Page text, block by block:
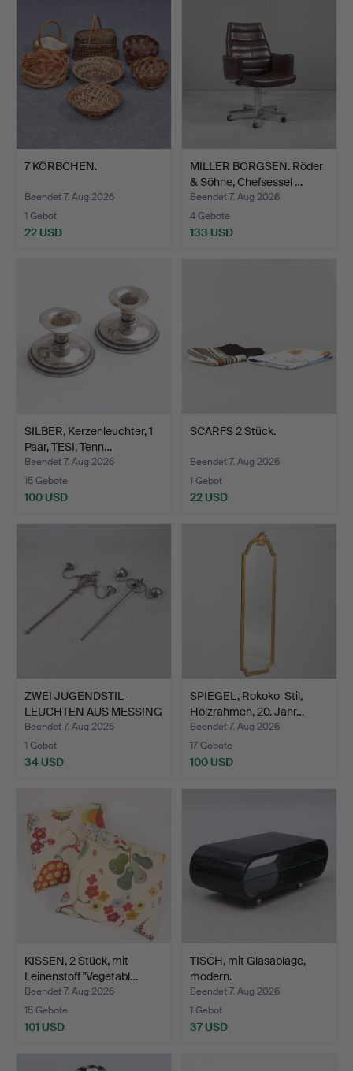
7 KÖRBCHEN.
Beendet 7. Aug 2026
1 Gebot
22 USD
MILLER BORGSEN. Röder
& Söhne, Chefsessel …
Beendet 7. Aug 2026
4 Gebote
133 USD
SILBER, Kerzenleuchter, 1
Paar, TESI, Tenn…
Beendet 7. Aug 2026
15 Gebote
100 USD
SCARFS 2 Stück.
Beendet 7. Aug 2026
1 Gebot
22 USD
ZWEI JUGENDSTIL-
LEUCHTEN AUS MESSING
UND K…
Beendet 7. Aug 2026
1 Gebot
34 USD
SPIEGEL, Rokoko-Stil,
Holzrahmen, 20. Jahr…
Beendet 7. Aug 2026
17 Gebote
100 USD
KISSEN, 2 Stück, mit
Leinenstoff "Vegetabl…
Beendet 7. Aug 2026
15 Gebote
101 USD
TISCH, mit Glasablage,
modern.
Beendet 7. Aug 2026
1 Gebot
37 USD